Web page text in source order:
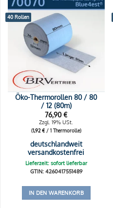
40 Rollen
Öko-Thermorollen 80 / 80
/ 12 (80m)
76,90€
Zzgl. 19% USt.
(1,92€/ 1 Thermorolle)
deutschlandweit
versandkostenfrei
Lieferzeit: sofort lieferbar
GTIN: 4260417551489
IN DEN WARENKORB